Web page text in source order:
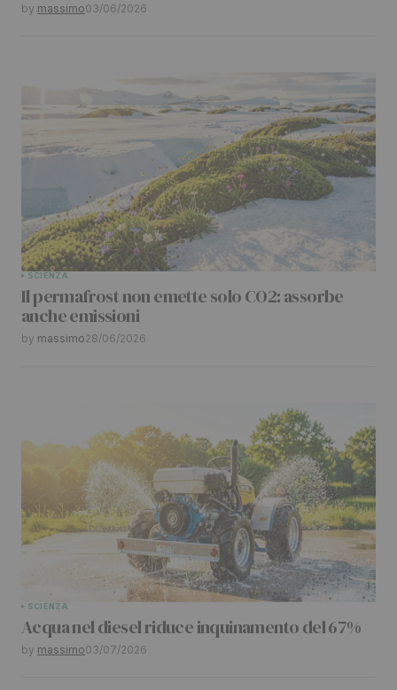
by massimo03/06/2026
SCIENZA
Il permafrost non emette solo CO2: assorbe
anche emissioni
by massimo28/06/2026
SCIENZA
Acqua nel diesel riduce inquinamento del 67%
by massimo03/07/2026